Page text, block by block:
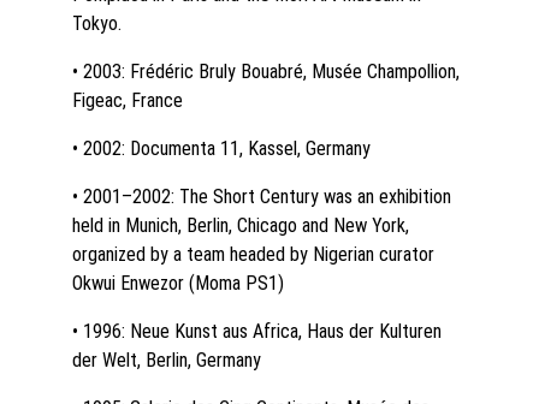
Tokyo.
• 2003: Frédéric Bruly Bouabré, Musée Champollion,
Figeac, France
• 2002: Documenta 11, Kassel, Germany
• 2001–2002: The Short Century was an exhibition
held in Munich, Berlin, Chicago and New York,
organized by a team headed by Nigerian curator
Okwui Enwezor (Moma PS1)
• 1996: Neue Kunst aus Africa, Haus der Kulturen
der Welt, Berlin, Germany